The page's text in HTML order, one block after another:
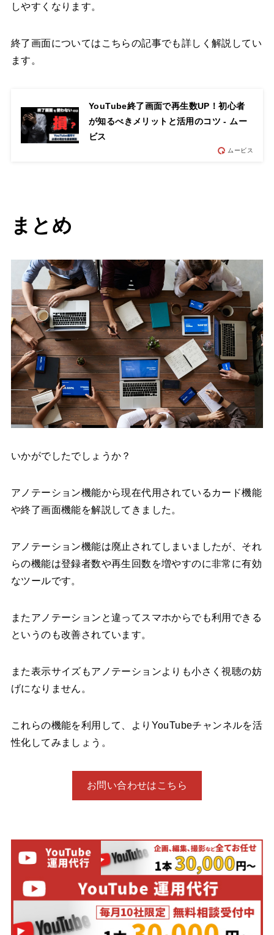
しやすくなります。
終了画面についてはこちらの記事でも詳しく解説してい
ます。
YouTube終了画面で再生数UP！初心者
が知るべきメリットと活用のコツ - ムー
ビス
ムービス
まとめ
いかがでしたでしょうか？
アノテーション機能から現在代用されているカード機能
や終了画面機能を解説してきました。
アノテーション機能は廃止されてしまいましたが、それ
らの機能は登録者数や再生回数を増やすのに非常に有効
なツールです。
またアノテーションと違ってスマホからでも利用できる
というのも改善されています。
また表示サイズもアノテーションよりも小さく視聴の妨
げになりません。
これらの機能を利用して、よりYouTubeチャンネルを活
性化してみましょう。
お問い合わせはこちら